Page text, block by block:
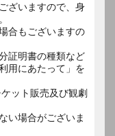
ざいますので、身
合もございますの
証明書の種類など
用にあたって」を
ット販売及び観劇
い場合がございま